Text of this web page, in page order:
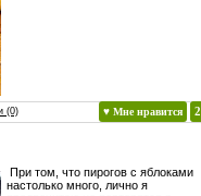
♥ Мне нравится 2
(0)
При том, что пирогов с яблоками
настолько много, лично я